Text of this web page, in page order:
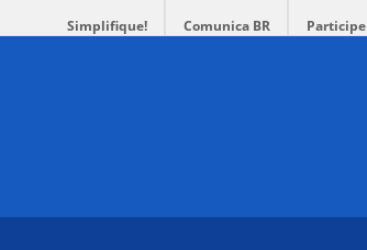
Simplifique! Comunica BR Participe